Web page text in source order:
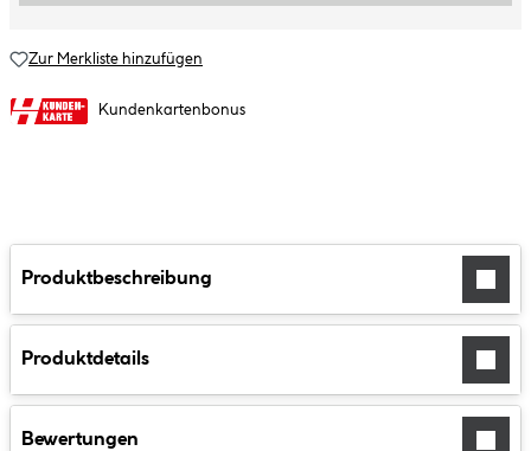
Zur Merkliste hinzufügen
Kundenkartenbonus
Produktbeschreibung
Produktdetails
Bewertungen